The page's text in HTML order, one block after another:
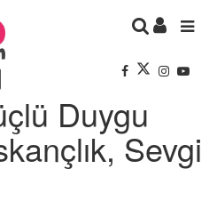
Duygu
Sevgi